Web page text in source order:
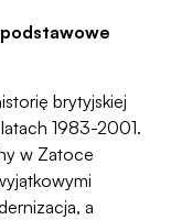
brytyjskiej
1983-2001.
w Zatoce
a